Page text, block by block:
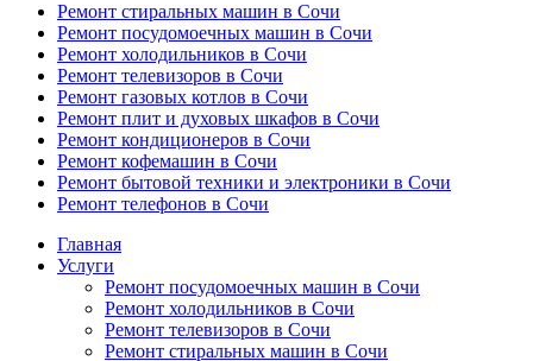
Ремонт стиральных машин в Сочи
Ремонт посудомоечных машин в Сочи
Ремонт холодильников в Сочи
Ремонт телевизоров в Сочи
Ремонт газовых котлов в Сочи
Ремонт плит и духовых шкафов в Сочи
Ремонт кондиционеров в Сочи
Ремонт кофемашин в Сочи
Ремонт бытовой техники и электроники в Сочи
Ремонт телефонов в Сочи
Главная
Услуги
Ремонт посудомоечных машин в Сочи
Ремонт холодильников в Сочи
Ремонт телевизоров в Сочи
Ремонт стиральных машин в Сочи